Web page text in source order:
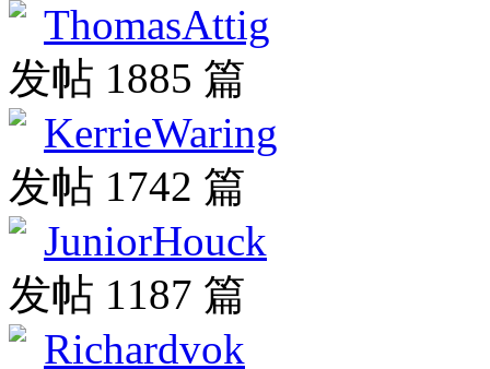
ThomasAttig
发帖 1885 篇
KerrieWaring
发帖 1742 篇
JuniorHouck
发帖 1187 篇
Richardvok